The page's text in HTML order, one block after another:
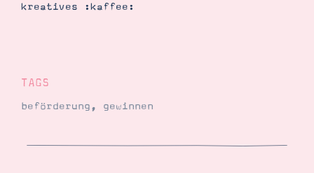
kreatives :kaffee:
TAGS
beförderung, gewinnen